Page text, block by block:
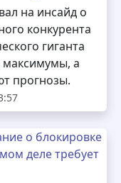
на инсайд о
конкурента
гиганта
максимумы, а
прогнозы.